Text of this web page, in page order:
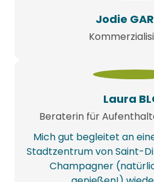
Jodie
Laura
Beraterin für
Mich gut begleitet an
Stadtzentrum von Saint-
Champagner